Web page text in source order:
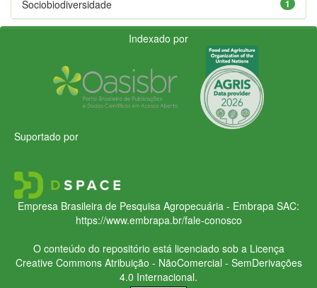
1
Sociobiodiversidade
Indexado por
Suportado por
Empresa Brasileira de Pesquisa Agropecuária - Embrapa SAC:
https://www.embrapa.br/fale-conosco
O conteúdo do repositório está licenciado sob a Licença
Creative CommonsAtribuição - NãoComercial - SemDerivações
4.0 Internacional.